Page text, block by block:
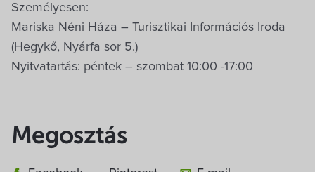
Személyesen:
Mariska Néni Háza – Turisztikai Információs Iroda
(Hegykő, Nyárfa sor 5.)
Nyitvatartás: péntek – szombat 10:00 -17:00
Megosztás